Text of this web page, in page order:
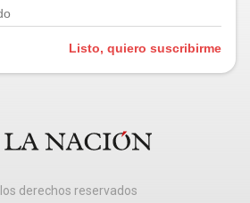
Listo, quiero suscribirme
derechos reservados